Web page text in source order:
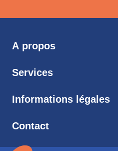
A propos
Services
Informations légales
Contact